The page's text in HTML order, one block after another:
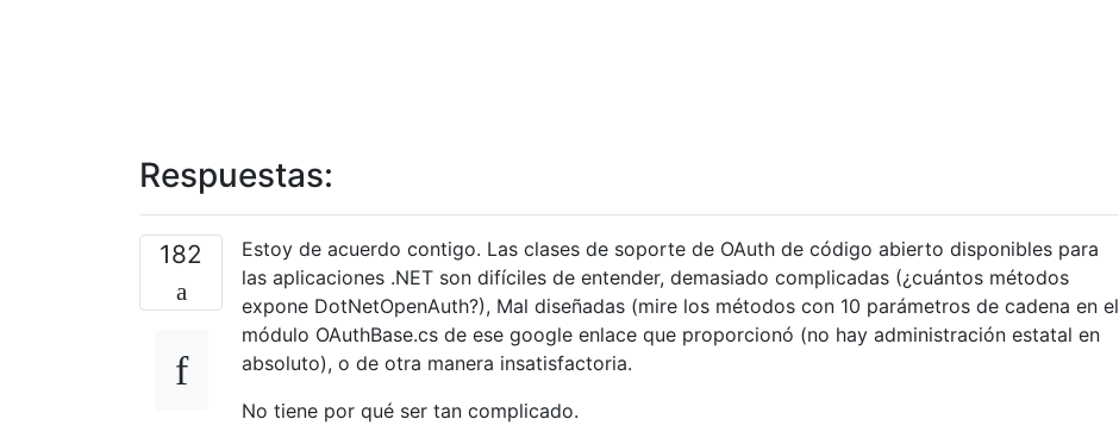
Respuestas:
182
Estoy de acuerdo contigo. Las clases de soporte de OAuth de código abierto disponibles para
las aplicaciones .NET son difíciles de entender, demasiado complicadas (¿cuántos métodos
expone DotNetOpenAuth?), Mal diseñadas (mire los métodos con 10 parámetros de cadena en el
módulo OAuthBase.cs de ese google enlace que proporcionó (no hay administración estatal en
absoluto), o de otra manera insatisfactoria.
No tiene por qué ser tan complicado.